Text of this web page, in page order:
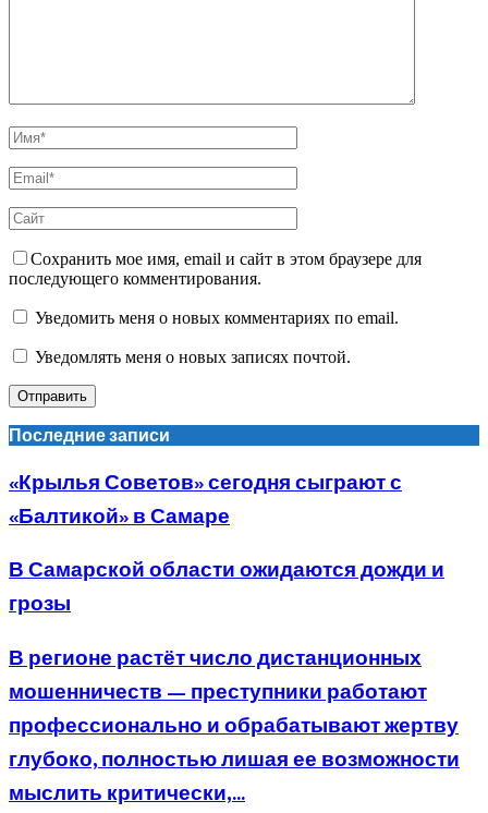
Сохранить мое имя, email и сайт в этом браузере для
последующего комментирования.
Уведомить меня о новых комментариях по email.
Уведомлять меня о новых записях почтой.
Последние записи
«Крылья Советов» сегодня сыграют с
«Балтикой» в Самаре
В Самарской области ожидаются дожди и
грозы
В регионе растёт число дистанционных
мошенничеств — преступники работают
профессионально и обрабатывают жертву
глубоко, полностью лишая ее возможности
мыслить критически,...